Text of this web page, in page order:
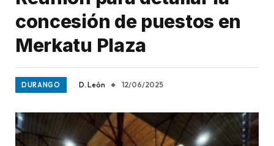
concesión de puestos en
Merkatu Plaza
DURANGO D. León 12/06/2025